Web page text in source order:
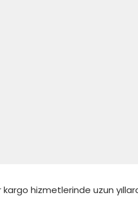
hizmetlerinde uzun